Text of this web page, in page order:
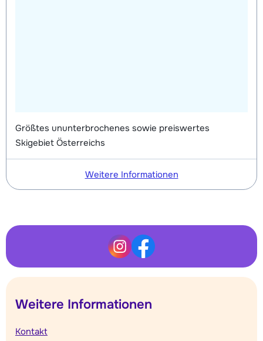
Größtes ununterbrochenes sowie preiswertes
Skigebiet Österreichs
Weitere Informationen
Weitere Informationen
Kontakt